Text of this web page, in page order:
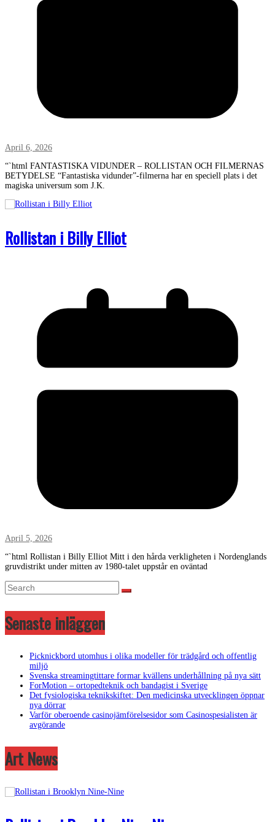
April 6, 2026
“`html FANTASTISKA VIDUNDER – ROLLISTAN OCH FILMERNAS
BETYDELSE “Fantastiska vidunder”-filmerna har en speciell plats i det
magiska universum som J.K.
Rollistan i Billy Elliot
April 5, 2026
“`html Rollistan i Billy Elliot Mitt i den hårda verkligheten i Nordenglands
gruvdistrikt under mitten av 1980-talet uppstår en oväntad
Senaste inläggen
Picknickbord utomhus i olika modeller för trädgård och offentlig
miljö
Svenska streamingtittare formar kvällens underhållning på nya sätt
ForMotion – ortopedteknik och bandagist i Sverige
Det fysiologiska teknikskiftet: Den medicinska utvecklingen öppnar
nya dörrar
Varför oberoende casinojämförelsesidor som Casinospesialisten är
avgörande
Art News